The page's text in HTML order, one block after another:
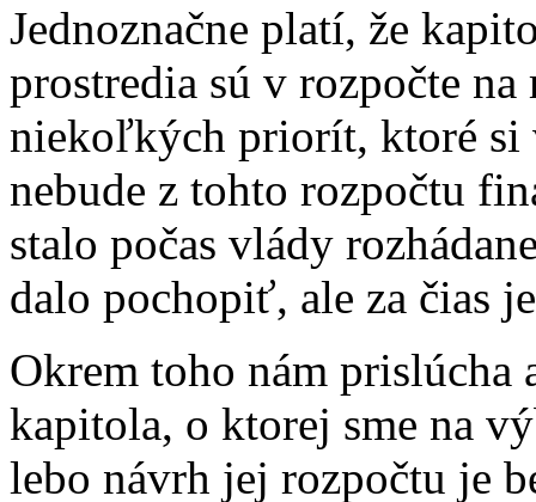
Jednoznačne platí, že
prostredia sú v rozpočte
niekoľkých priorít, ktoré si
nebude z tohto rozpočtu
stalo počas vlády
dalo pochopiť, ale za čias
Okrem toho nám prislúcha
kapitola, o ktorej sme na
lebo návrh jej rozpočtu je